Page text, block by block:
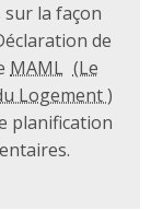
sur la façon
de
MAML
planification